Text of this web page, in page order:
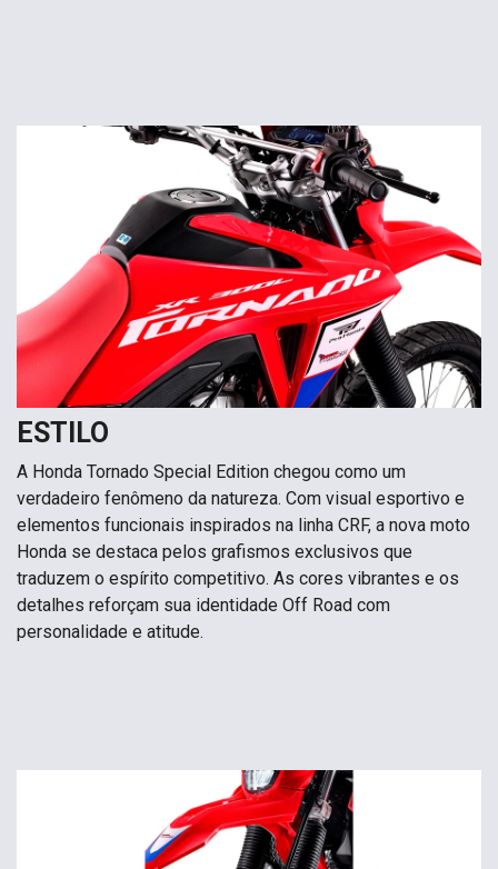
ESTILO
A Honda Tornado Special Edition chegou como um
verdadeiro fenômeno da natureza. Com visual esportivo e
elementos funcionais inspirados na linha CRF, a nova moto
Honda se destaca pelos grafismos exclusivos que
traduzem o espírito competitivo. As cores vibrantes e os
detalhes reforçam sua identidade Off Road com
personalidade e atitude.